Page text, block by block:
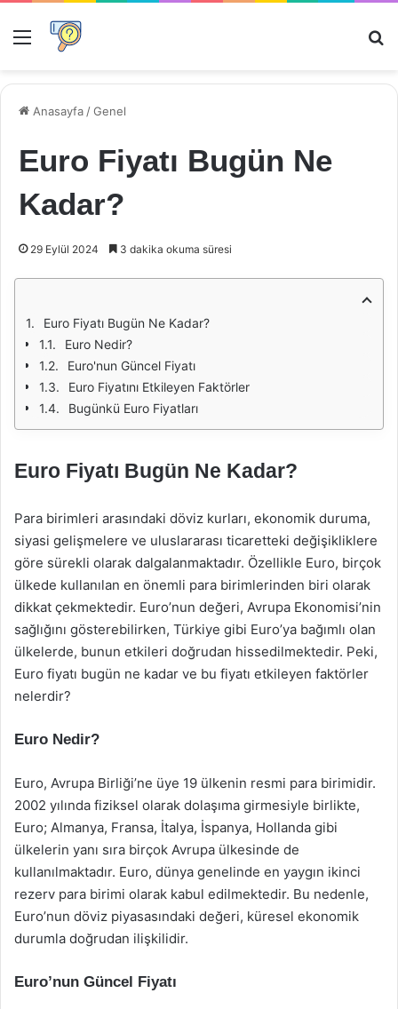
Menü
Anasayfa /Genel
Euro Fiyatı Bugün Ne
Kadar?
29 Eylül 2024 3 dakika okuma süresi
Euro Fiyatı Bugün Ne Kadar?
Euro Nedir?
Euro'nun Güncel Fiyatı
Euro Fiyatını Etkileyen Faktörler
Bugünkü Euro Fiyatları
Euro Fiyatı Bugün Ne Kadar?
Para birimleri arasındaki döviz kurları, ekonomik duruma,
siyasi gelişmelere ve uluslararası ticaretteki değişikliklere
göre sürekli olarak dalgalanmaktadır. Özellikle Euro, birçok
ülkede kullanılan en önemli para birimlerinden biri olarak
dikkat çekmektedir. Euro’nun değeri, Avrupa Ekonomisi’nin
sağlığını gösterebilirken, Türkiye gibi Euro’ya bağımlı olan
ülkelerde, bunun etkileri doğrudan hissedilmektedir. Peki,
Euro fiyatı bugün ne kadar ve bu fiyatı etkileyen faktörler
nelerdir?
Euro Nedir?
Euro, Avrupa Birliği’ne üye 19 ülkenin resmi para birimidir.
2002 yılında fiziksel olarak dolaşıma girmesiyle birlikte,
Euro; Almanya, Fransa, İtalya, İspanya, Hollanda gibi
ülkelerin yanı sıra birçok Avrupa ülkesinde de
kullanılmaktadır. Euro, dünya genelinde en yaygın ikinci
rezerv para birimi olarak kabul edilmektedir. Bu nedenle,
Euro’nun döviz piyasasındaki değeri, küresel ekonomik
durumla doğrudan ilişkilidir.
Euro’nun Güncel Fiyatı